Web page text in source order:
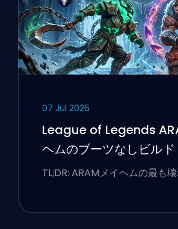
07 Jul 2026
League of Legends
ヘムのブーツなしビルド
TL;DR: ARAMメイヘムの最も